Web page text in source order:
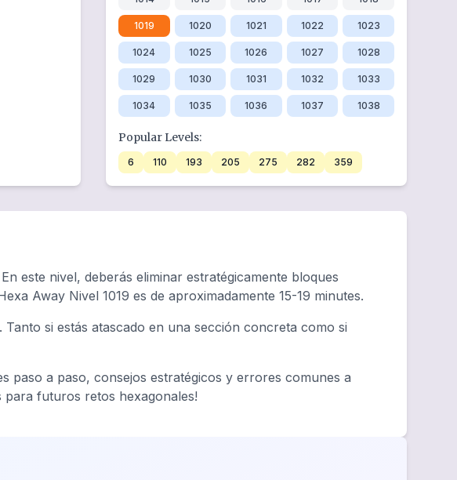
1019 1020 1021 1022 1023
1024 1025 1026 1027 1028
1029 1030 1031 1032 1033
1034 1035 1036 1037 1038
Popular Levels:
6 110 193 205 275 282 359
este nivel, deberás eliminar estratégicamente bloques
Away Nivel 1019 es de aproximadamente 15-19 minutes.
si estás atascado en una sección concreta como si
paso a paso, consejos estratégicos y errores comunes a
para futuros retos hexagonales!